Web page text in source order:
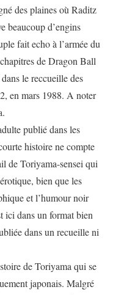
des plaines où Raditz
beaucoup d’engins
fait echo à l’armée du
de Dragon Ball
le reccueille des
en mars 1988. A noter
publié dans les
histoire ne compte
de Toriyama-sensei qui
bien que les
et l’humour noir
ici dans un format bien
dans un recueille ni
de Toriyama qui se
japonais. Malgré